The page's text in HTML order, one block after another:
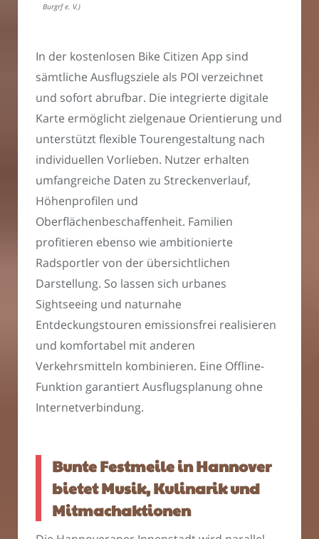
Burgrf e. V.)
In der kostenlosen Bike Citizen App sind
sämtliche Ausflugsziele als POI verzeichnet
und sofort abrufbar. Die integrierte digitale
Karte ermöglicht zielgenaue Orientierung und
unterstützt flexible Tourengestaltung nach
individuellen Vorlieben. Nutzer erhalten
umfangreiche Daten zu Streckenverlauf,
Höhenprofilen und
Oberflächenbeschaffenheit. Familien
profitieren ebenso wie ambitionierte
Radsportler von der übersichtlichen
Darstellung. So lassen sich urbanes
Sightseeing und naturnahe
Entdeckungstouren emissionsfrei realisieren
und komfortabel mit anderen
Verkehrsmitteln kombinieren. Eine Offline-
Funktion garantiert Ausflugsplanung ohne
Internetverbindung.
Bunte Festmeile in Hannover
bietet Musik, Kulinarik und
Mitmachaktionen